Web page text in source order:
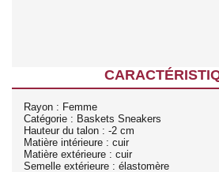
Rayon : Femme
Catégorie : Baskets Sneakers
Hauteur du talon : -2 cm
Matière intérieure : cuir
Matière extérieure : cuir
Semelle extérieure : élastomère